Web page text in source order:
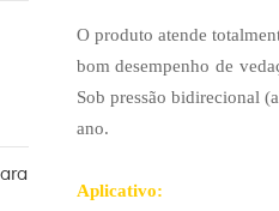
O produto atende
bom desempenho de
Sob pressão bidirecional
ano.
Aplicativo: